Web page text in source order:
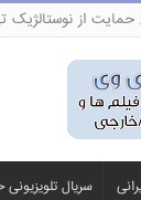
از نوستالژیک
سریال